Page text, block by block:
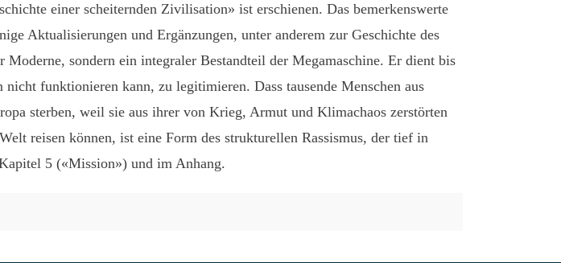
einer scheiternden Zivilisation» ist erschienen. Das bemerkenswerte
Aktualisierungen und Ergänzungen, unter anderem zur Geschichte des
sondern ein integraler Bestandteil der Megamaschine. Er dient bis
funktionieren kann, zu legitimieren. Dass tausende Menschen aus
sterben, weil sie aus ihrer von Krieg, Armut und Klimachaos zerstörten
reisen können, ist eine Form des strukturellen Rassismus, der tief in
5 («Mission») und im Anhang.